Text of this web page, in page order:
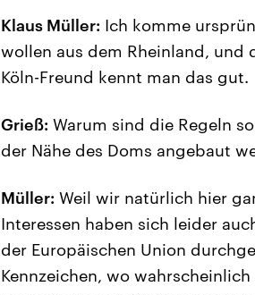
Klaus Müller: Ich komme
wollen aus dem Rheinland, und
Köln-Freund kennt man das gut.
Grieß: Warum sind die Regeln
der Nähe des Doms angebaut
Müller: Weil wir natürlich hier
Interessen haben sich leider
der Europäischen Union
Kennzeichen, wo